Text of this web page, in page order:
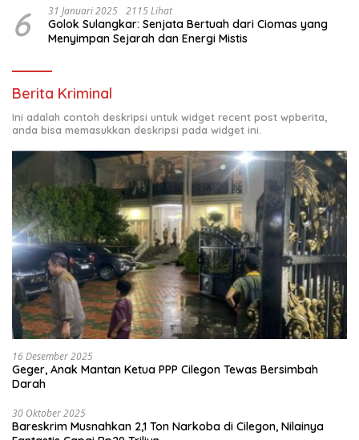
6 31 Januari 2025 2115 Lihat
Golok Sulangkar: Senjata Bertuah dari Ciomas yang
Menyimpan Sejarah dan Energi Mistis
Berita Kriminal
Ini adalah contoh deskripsi untuk widget recent post wpberita,
anda bisa memasukkan deskripsi pada widget ini.
16 Desember 2025
Geger, Anak Mantan Ketua PPP Cilegon Tewas Bersimbah
Darah
30 Oktober 2025
Bareskrim Musnahkan 2,1 Ton Narkoba di Cilegon, Nilainya